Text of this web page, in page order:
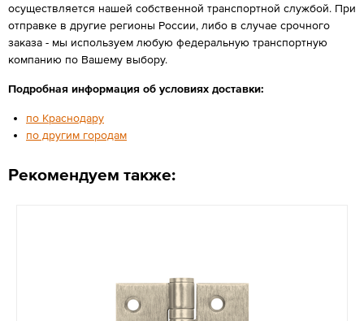
осуществляется нашей собственной транспортной службой. При
отправке в другие регионы России, либо в случае срочного
заказа - мы используем любую федеральную транспортную
компанию по Вашему выбору.
Подробная информация об условиях доставки:
по Краснодару
по другим городам
Рекомендуем также: